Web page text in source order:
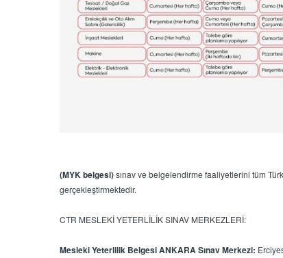
(MYK belgesi)sınav ve belgelendirme faaliyetlerini tüm
gerçekleştirmektedir.
CTR MESLEKİ YETERLİLİK SINAV MERKEZLERİ:
Mesleki Yeterlilik Belgesi ANKARA Sınav Merkezi: